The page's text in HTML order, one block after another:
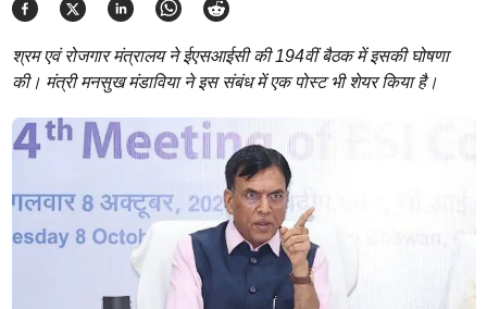
श्रम एवं रोजगार मंत्रालय ने ईएसआईसी की 194वीं बैठक में इसकी घोषणा
की। मंत्री मनसुख मंडाविया ने इस संबंध में एक पोस्ट भी शेयर किया है।